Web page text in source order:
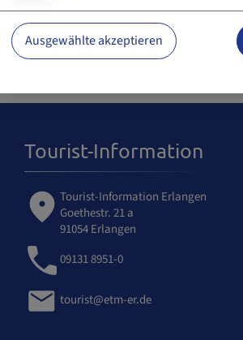
Tourist-Information
Tourist-Information Erlangen
Goethestr. 21 a
91054 Erlangen
09131 8951-0
tourist@etm-er.de
Ausgewählte akzeptieren